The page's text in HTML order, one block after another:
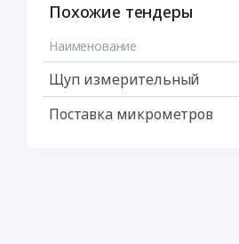
Похожие тендеры
Наименование
Щуп измерительный
Поставка микрометров